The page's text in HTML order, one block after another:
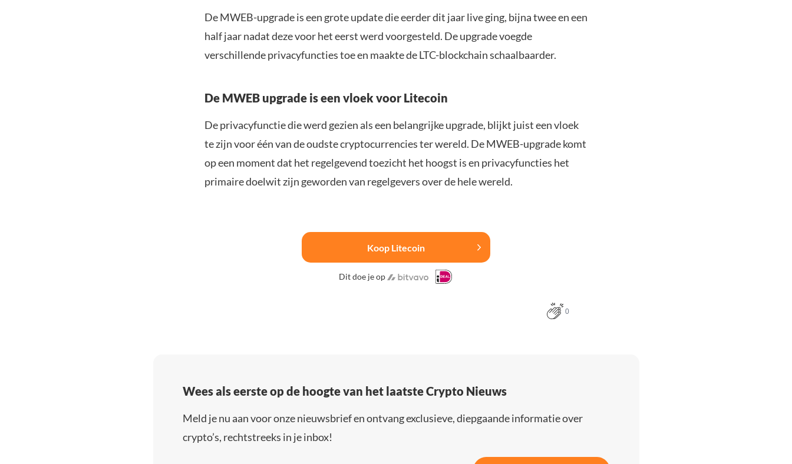
De MWEB-upgrade is een grote update die eerder dit jaar live ging, bijna twee en een
half jaar nadat deze voor het eerst werd voorgesteld. De upgrade voegde
verschillende privacyfuncties toe en maakte de LTC-blockchain schaalbaarder.
De MWEB upgrade is een vloek voor Litecoin
De privacyfunctie die werd gezien als een belangrijke upgrade, blijkt juist een vloek
te zijn voor één van de oudste cryptocurrencies ter wereld. De MWEB-upgrade komt
op een moment dat het regelgevend toezicht het hoogst is en privacyfuncties het
primaire doelwit zijn geworden van regelgevers over de hele wereld.
Koop Litecoin
Dit doe je op
0
Wees als eerste op de hoogte van het laatste Crypto Nieuws
Meld je nu aan voor onze nieuwsbrief en ontvang exclusieve, diepgaande informatie over
crypto’s, rechtstreeks in je inbox!